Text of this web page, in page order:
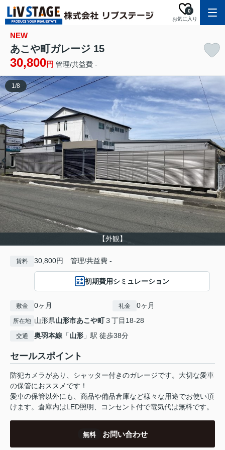
お気に入り
0
NEW
あこや町ガレージ 15
30,800円 管理/共益費 -
【外観】
1/8
賃料 30,800円 管理/共益費 -
初期費用シミュレーション
敷金 0ヶ月 礼金 0ヶ月
所在地 山形県山形市あこや町３丁目18-28
交通 奥羽本線 「山形 」駅 徒歩38分
セールスポイント
防犯カメラがあり、シャッター付きのガレージです。大切な愛車
の保管におススメです！
愛車の保管以外にも、商品や備品倉庫など様々な用途でお使い頂
けます。倉庫内はLED照明、コンセント付で電気代は無料です。
無料 お問い合わせ